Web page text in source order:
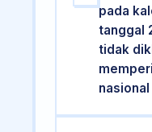
pada
tanggal
tidak